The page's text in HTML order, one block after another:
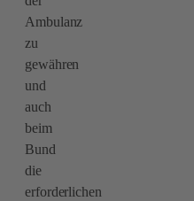
Ambulanz
zu
gewähren
und
auch
beim
Bund
die
erforderlichen